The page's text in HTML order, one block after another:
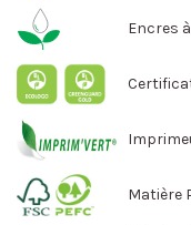
Encres
Matière